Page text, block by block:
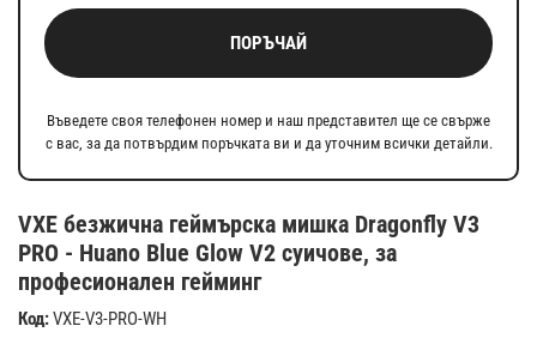
VXE безжична геймърска мишка Dragonfly V3
PRO - Huano Blue Glow V2 суичове, за
професионален гейминг
Код:VXE-V3-PRO-WH
ПОРЪЧАЙ
Въведете своя телефонен номер и наш представител ще се свърже
с вас, за да потвърдим поръчката ви и да уточним всички детайли.